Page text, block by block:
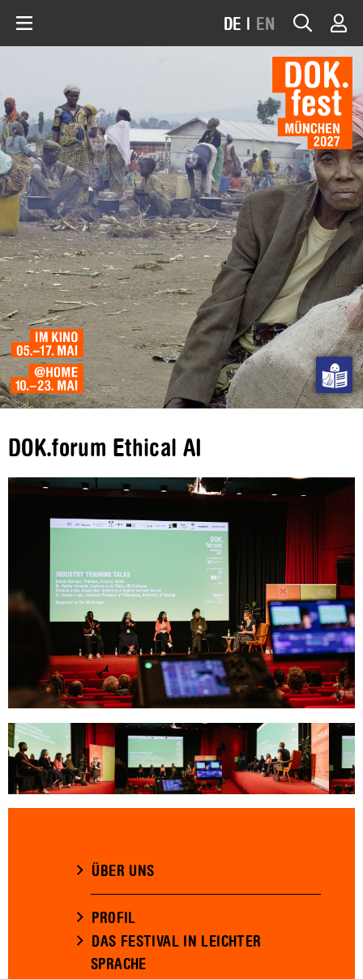
DE | EN
DOK.forum Ethical AI
ÜBER UNS
PROFIL
DAS FESTIVAL IN LEICHTER
SPRACHE